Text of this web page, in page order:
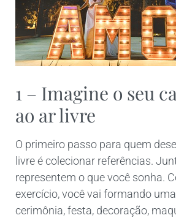
1 – Imagine o seu
ao ar livre
O primeiro passo para quem
livre é colecionar referências.
representem o que você sonha.
exercício, você vai formando
cerimônia, festa, decoração,